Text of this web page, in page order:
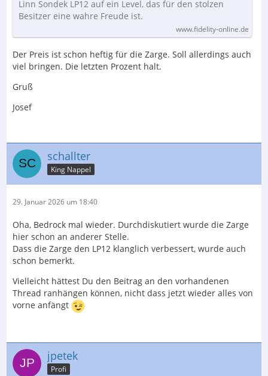
Linn Sondek LP12 auf ein Level, das für den stolzen
Besitzer eine wahre Freude ist.
www.fidelity-online.de
Der Preis ist schon heftig für die Zarge. Soll allerdings auch
viel bringen. Die letzten Prozent halt.
Gruß
Josef
schallter
King Nappel
29. Januar 2026 um 18:40
Oha, Bedrock mal wieder. Durchdiskutiert wurde die Zarge
hier schon an anderer Stelle.
Dass die Zarge den LP12 klanglich verbessert, wurde auch
schon bemerkt.
Vielleicht hättest Du den Beitrag an den vorhandenen
Thread ranhängen können, nicht dass jetzt wieder alles von
vorne anfängt
jpetek
Profi